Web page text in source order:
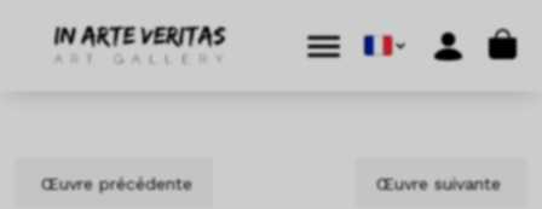
Cart
Œuvre précédente Œuvre suivante